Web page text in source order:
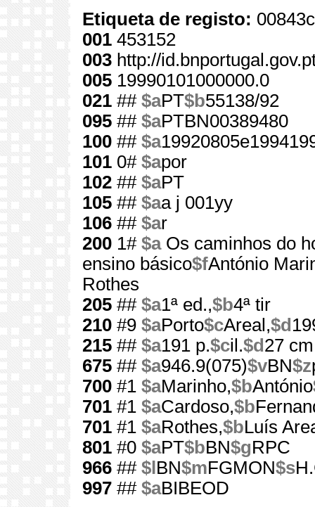
Etiqueta de registo:
001 453152
003 http://
005 19990101000000.0
021 ## $aPT$b55138/92
095 ## $aPTBN00389480
100 ## $a
101 0# $apor
102 ## $aPT
105 ## $aa j 001yy
106 ## $ar
200 1# $aOs caminhos do
ensino básico$fAntónio
Rothes
205 ## $a1ª ed.,$b4ª tir
210 #9 $aPorto$cAreal,$d
215 ## $a191 p.$cil.$d 27 cm
675 ## $a946.9(075)$vBN$z
700 #1 $aMarinho,$bAntónio
701 #1 $aCardoso,$b
701 #1 $aRothes,$bLuís
801 #0 $aPT$bBN$gRPC
966 ## $l BN$mFGMON$s
997 ## $aBIBEOD